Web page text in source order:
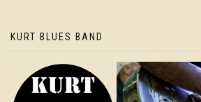
KURT BLUES BAND